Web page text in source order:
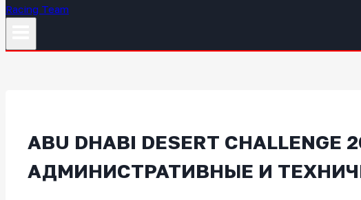
ABU DHABI DESERT CHALLENGE
АДМИНИСТРАТИВНЫЕ И